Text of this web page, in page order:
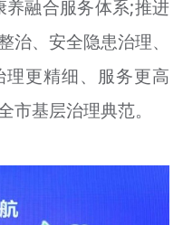
养融合服务体系;推进
治、安全隐患治理、
更精细、服务更高
市基层治理典范。